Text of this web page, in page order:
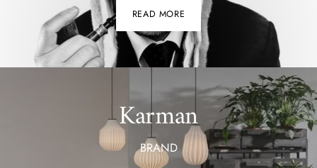
READ MORE
Karman
BRAND